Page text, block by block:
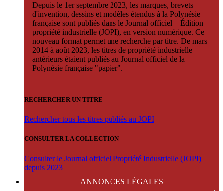
Depuis le 1er septembre 2023, les marques, brevets
d'invention, dessins et modèles étendus à la Polynésie
française sont publiés dans le Journal officiel – Édition
propriété industrielle (JOPI), en version numérique. Ce
nouveau format permet une recherche par titre. De mars
2014 à août 2023, les titres de propriété industrielle
antérieurs étaient publiés au Journal officiel de la
Polynésie française "papier".
RECHERCHER UN TITRE
Rechercher tous les titres publiés au JOPI
CONSULTER LA COLLECTION
Consulter le Journal officiel Propriété Industrielle (JOPI)
depuis 2023
ANNONCES LÉGALES